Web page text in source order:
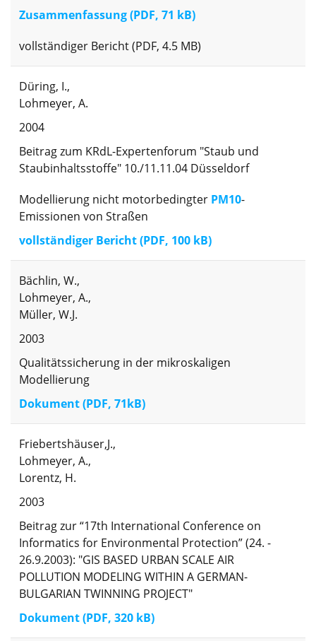
Zusammenfassung (PDF, 71 kB)
vollständiger Bericht (PDF, 4.5 MB)
Düring, I.,
Lohmeyer, A.
2004
Beitrag zum KRdL-Expertenforum "Staub und
Staubinhaltsstoffe" 10./11.11.04 Düsseldorf
Modellierung nicht motorbedingter PM10-
Emissionen von Straßen
vollständiger Bericht (PDF, 100 kB)
Bächlin, W.,
Lohmeyer, A.,
Müller, W.J.
2003
Qualitätssicherung in der mikroskaligen
Modellierung
Dokument (PDF, 71kB)
Friebertshäuser,J.,
Lohmeyer, A.,
Lorentz, H.
2003
Beitrag zur “17th International Conference on
Informatics for Environmental Protection” (24. -
26.9.2003): "GIS BASED URBAN SCALE AIR
POLLUTION MODELING WITHIN A GERMAN-
BULGARIAN TWINNING PROJECT"
Dokument (PDF, 320 kB)